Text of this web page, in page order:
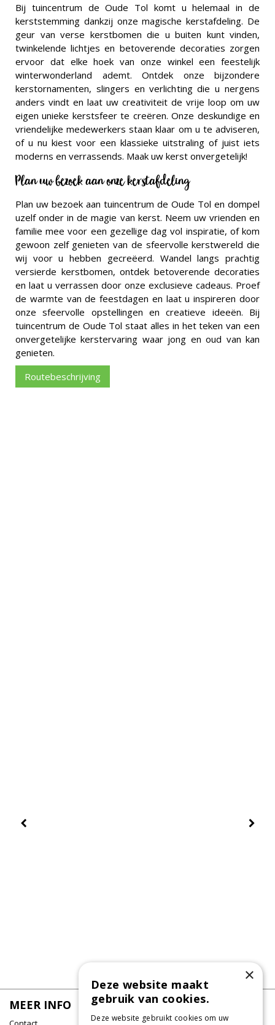
Bij tuincentrum de Oude Tol komt u helemaal in de
kerststemming dankzij onze magische kerstafdeling. De
geur van verse kerstbomen die u buiten kunt vinden,
twinkelende lichtjes en betoverende decoraties zorgen
ervoor dat elke hoek van onze winkel een feestelijk
winterwonderland ademt. Ontdek onze bijzondere
kerstornamenten, slingers en verlichting die u nergens
anders vindt en laat uw creativiteit de vrije loop om uw
eigen unieke kerstsfeer te creëren. Onze deskundige en
vriendelijke medewerkers staan klaar om u te adviseren,
of u nu kiest voor een klassieke uitstraling of juist iets
moderns en verrassends. Maak uw kerst onvergetelijk!
Plan uw bezoek aan onze kerstafdeling
Plan uw bezoek aan tuincentrum de Oude Tol en dompel
uzelf onder in de magie van kerst. Neem uw vrienden en
familie mee voor een gezellige dag vol inspiratie, of kom
gewoon zelf genieten van de sfeervolle kerstwereld die
wij voor u hebben gecreëerd. Wandel langs prachtig
versierde kerstbomen, ontdek betoverende decoraties
en laat u verrassen door onze exclusieve cadeaus. Proef
de warmte van de feestdagen en laat u inspireren door
onze sfeervolle opstellingen en creatieve ideeën. Bij
tuincentrum de Oude Tol staat alles in het teken van een
onvergetelijke kerstervaring waar jong en oud van kan
genieten.
Routebeschrijving
MEER INFO
×
Deze website maakt
gebruik van cookies.
Deze website gebruikt cookies om uw